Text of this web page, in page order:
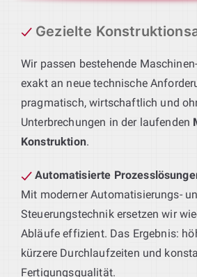
Gezielte
Wir passen bestehende
exakt an neue technische
pragmatisch, wirtschaftlich und
Unterbrechungen in der laufenden
Konstruktion.
Automatisierte
Mit moderner Automatisierungs-
Steuerungstechnik ersetzen wir
Abläufe effizient. Das Ergebnis:
kürzere Durchlaufzeiten und
Fertigungsqualität.